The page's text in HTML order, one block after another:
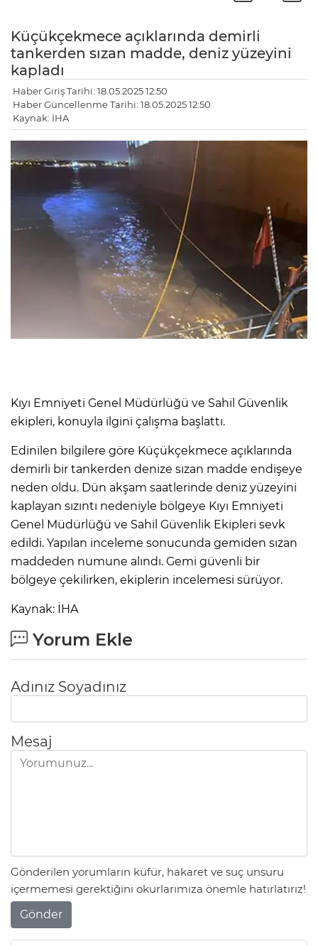
Küçükçekmece açıklarında demirli
tankerden sızan madde, deniz yüzeyini
kapladı
Haber Giriş Tarihi: 18.05.2025 12:50
Haber Güncellenme Tarihi: 18.05.2025 12:50
Kaynak: İHA
Kıyı Emniyeti Genel Müdürlüğü ve Sahil Güvenlik
ekipleri, konuyla ilgini çalışma başlattı.
Edinilen bilgilere göre Küçükçekmece açıklarında
demirli bir tankerden denize sızan madde endişeye
neden oldu. Dün akşam saatlerinde deniz yüzeyini
kaplayan sızıntı nedeniyle bölgeye Kıyı Emniyeti
Genel Müdürlüğü ve Sahil Güvenlik Ekipleri sevk
edildi. Yapılan inceleme sonucunda gemiden sızan
maddeden numune alındı. Gemi güvenli bir
bölgeye çekilirken, ekiplerin incelemesi sürüyor.
Kaynak: İHA
Yorum Ekle
Adınız Soyadınız
Mesaj
Gönderilen yorumların küfür, hakaret ve suç unsuru
içermemesi gerektiğini okurlarımıza önemle hatırlatırız!
Gönder